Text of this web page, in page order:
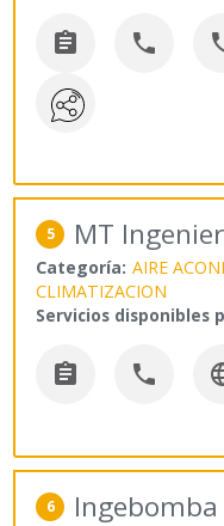
 
5 MT
Categoría: AIRE
CLIMATIZACION
Servicios disponibles
 
6 Ingebomba